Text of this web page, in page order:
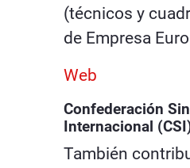
(técnicos y
de Empresa
Web
Confederación
Internacional
También